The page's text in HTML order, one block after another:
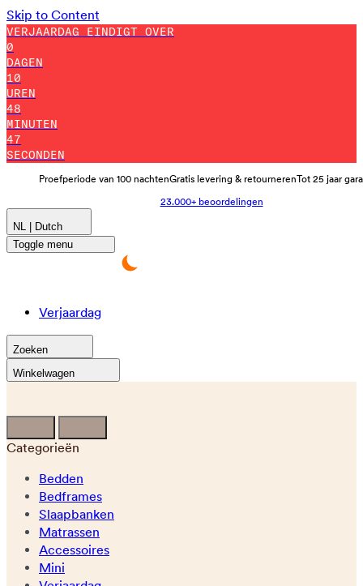
Skip to Content
VERJAARDAG EINDIGT OVER
0
DAGEN
10
UREN
48
MINUTEN
38
SECONDEN
Proefperiode van 100 nachtenGratis levering & retournerenTot 25 jaar
23.000+ beoordelingen
NL | Dutch
Toggle menu
Verjaardag
Zoeken
Winkelwagen
Categorieën
Bedden
Bedframes
Slaapbanken
Matrassen
Accessoires
Mini